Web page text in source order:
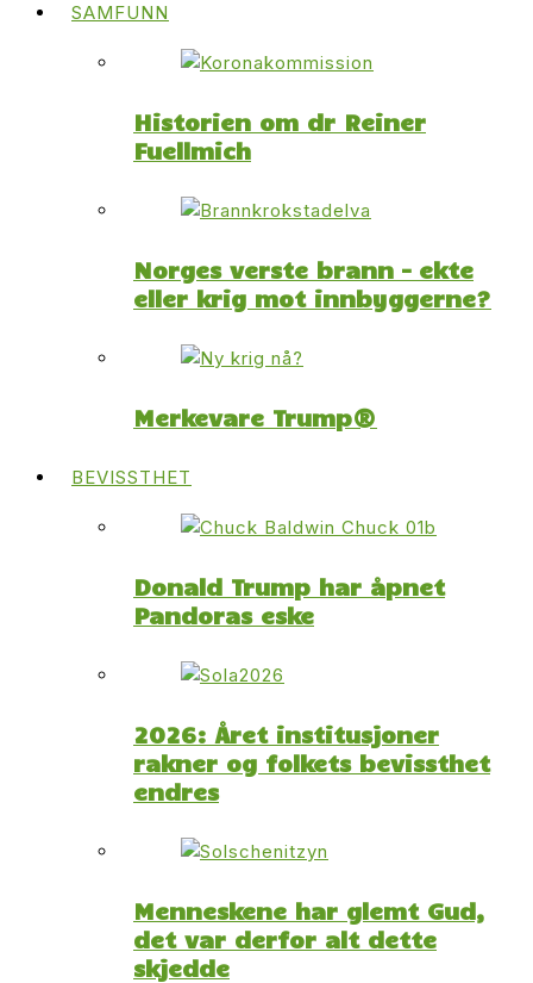
SAMFUNN
Historien om dr Reiner
Fuellmich
Norges verste brann – ekte
eller krig mot innbyggerne?
Merkevare Trump®
BEVISSTHET
Donald Trump har åpnet
Pandoras eske
2026: Året institusjoner
rakner og folkets bevissthet
endres
Menneskene har glemt Gud,
det var derfor alt dette
skjedde